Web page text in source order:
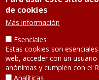
Tramitador unileon
Perfil del Contratante
Portal del Empleado
Servicio de Informática
SÍGUENOS
de cookies
Más información
Esenciales
Estas cookies son
web, acceder con un
anónimas y cumplen con el
Analíticas